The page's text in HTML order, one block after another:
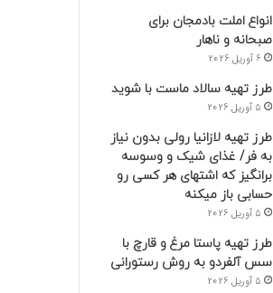
انواع املت بادمجان برای
صبحانه و ناهار
6 آوریل 2026
طرز تهیه سالاد ماست با شوید
5 آوریل 2026
طرز تهیه لازانیا رولی بدون نیاز
به فر/ غذای شیک و وسوسه
برانگیز که اشتهای هر کسی رو
حسابی باز میکنه
5 آوریل 2026
طرز تهیه پاستا مرغ و قارچ با
سس آلفردو به روش رستورانی
5 آوریل 2026